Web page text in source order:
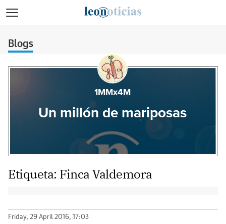
Blogs
1MMx4M
Un millón de mariposas
Etiqueta: Finca Valdemora
Friday, 29 April 2016, 17:03